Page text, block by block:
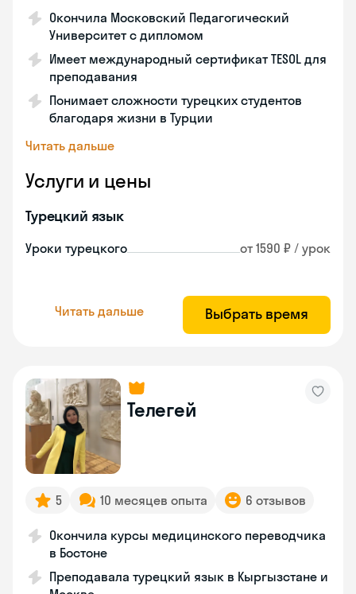
Окончила Московский Педагогический
Университет с дипломом
Имеет международный сертификат TESOL для
преподавания
Понимает сложности турецких студентов
благодаря жизни в Турции
Читать дальше
Услуги и цены
Турецкий язык
Уроки турецкого от 1590 ₽ / урок
Читать дальше Выбрать время
Телегей
5 10 месяцев опыта 6 отзывов
Окончила курсы медицинского переводчика
в Бостоне
Преподавала турецкий язык в Кыргызстане и